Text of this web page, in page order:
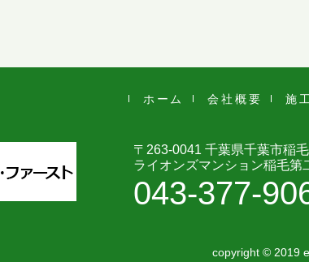
ホーム 会社概要 施
〒263-0041 千葉県千葉市稲
ライオンズマンション稲毛第
043-377-
copyright © 2019